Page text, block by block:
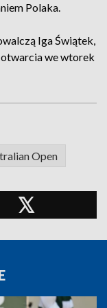
Polaka.
Iga Świątek,
we wtorek
Open